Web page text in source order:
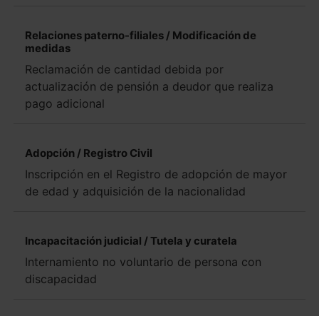
Relaciones paterno-filiales / Modificación de
medidas
Reclamación de cantidad debida por
actualización de pensión a deudor que realiza
pago adicional
Adopción / Registro Civil
Inscripción en el Registro de adopción de mayor
de edad y adquisición de la nacionalidad
Incapacitación judicial / Tutela y curatela
Internamiento no voluntario de persona con
discapacidad